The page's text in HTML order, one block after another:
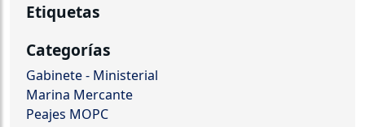
Etiquetas
Categorías
Gabinete - Ministerial
Marina Mercante
Peajes MOPC